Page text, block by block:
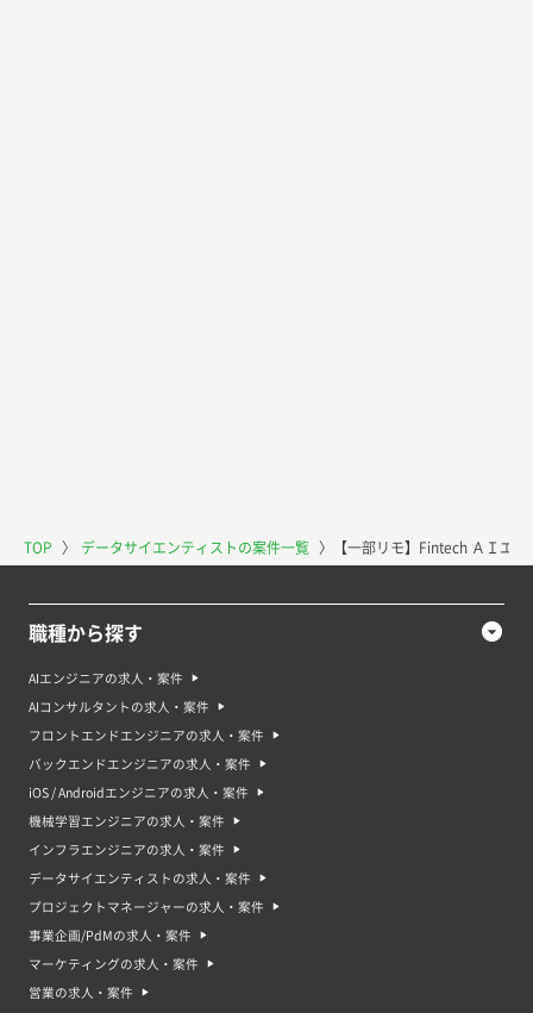
TOP 〉 データサイエンティストの案件一覧 〉 【一部リモ】Fintech ＡＩエ
職種から探す
AIエンジニアの求人・案件
AIコンサルタントの求人・案件
フロントエンドエンジニアの求人・案件
バックエンドエンジニアの求人・案件
iOS / Androidエンジニアの求人・案件
機械学習エンジニアの求人・案件
インフラエンジニアの求人・案件
データサイエンティストの求人・案件
プロジェクトマネージャーの求人・案件
事業企画/PdMの求人・案件
マーケティングの求人・案件
営業の求人・案件